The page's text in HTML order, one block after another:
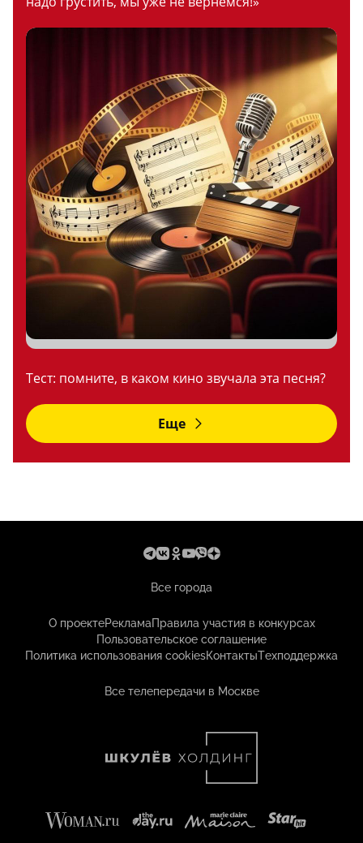
Тест: помните, в каком кино звучала эта песня?
Еще
Все города
О проектеРекламаПравила участия в конкурсах
Пользовательское соглашение
Политика использования cookiesКонтактыТехподдержка
Все телепередачи в Москве